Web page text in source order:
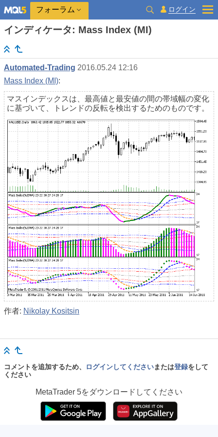
フォーラム ログイン
インディケータ: Mass Index (MI)
Automated-Trading 2016.05.24 12:16
Mass Index (MI):
マスインデックスは、最高値と最安値の間の帯域幅の変化
に基づいて、トレンドの反転を検出するためのものです。
作者: Nikolay Kositsin
コメントを追加するため、 ログインしてくださいまたは登録をして
ください
MetaTrader 5をダウンロードしてください